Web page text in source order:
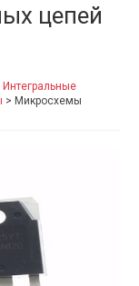
цепей
Интегральные
> Микросхемы